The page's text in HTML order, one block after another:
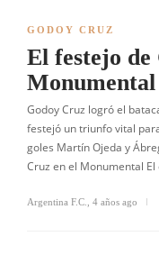
GODOY CRUZ
El festejo de
Monumental
Godoy Cruz logró el
festejó un triunfo vital
goles Martín Ojeda y
Cruz en el Monumental
Argentina F.C. 4 años ago